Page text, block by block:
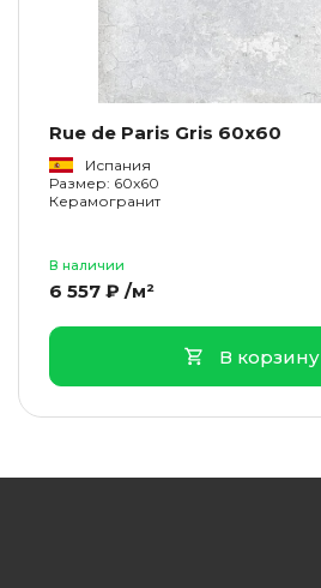
Rue de Paris Gris 60x60
Испания
Размер: 60x60
Керамогранит
В наличии
6 557 ₽ /м²
В корзину